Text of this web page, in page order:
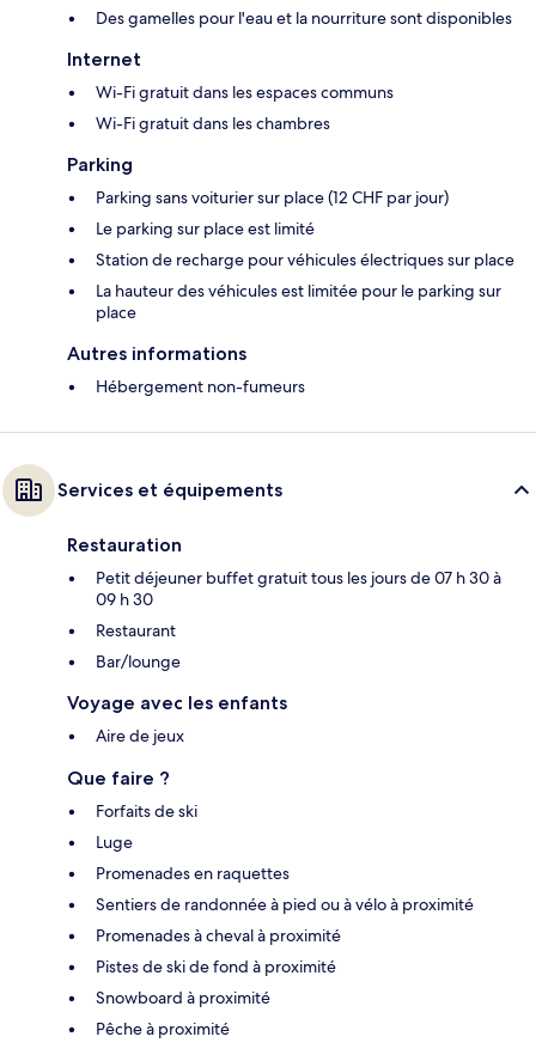
Des gamelles pour l'eau et la nourriture sont disponibles
Internet
Wi-Fi gratuit dans les espaces communs
Wi-Fi gratuit dans les chambres
Parking
Parking sans voiturier sur place (12 CHF par jour)
Le parking sur place est limité
Station de recharge pour véhicules électriques sur place
La hauteur des véhicules est limitée pour le parking sur
place
Autres informations
Hébergement non-fumeurs
Services et équipements
Restauration
Petit déjeuner buffet gratuit tous les jours de 07 h 30 à
09 h 30
Restaurant
Bar/lounge
Voyage avec les enfants
Aire de jeux
Que faire ?
Forfaits de ski
Luge
Promenades en raquettes
Sentiers de randonnée à pied ou à vélo à proximité
Promenades à cheval à proximité
Pistes de ski de fond à proximité
Snowboard à proximité
Pêche à proximité